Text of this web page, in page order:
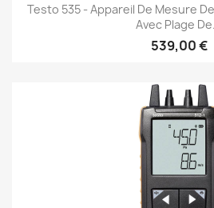
Testo 535 - Appareil De Mesure
Avec Plage
539,00 €